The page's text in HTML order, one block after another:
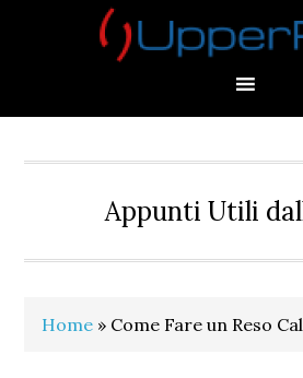
Appunti Utili
Home » Come Fare un Reso